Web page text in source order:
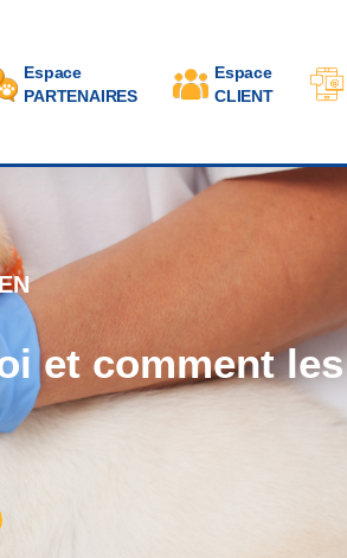
Espace
PARTENAIRES
Espace
CLIENT
et comment